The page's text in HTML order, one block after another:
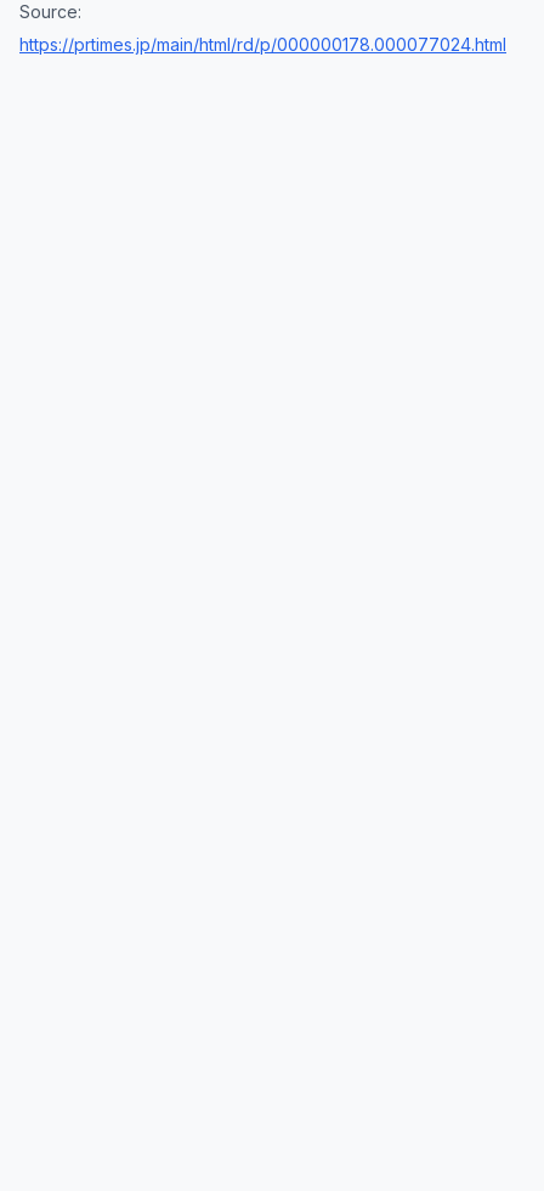
Source:
https://prtimes.jp/main/html/rd/p/000000178.000077024.html